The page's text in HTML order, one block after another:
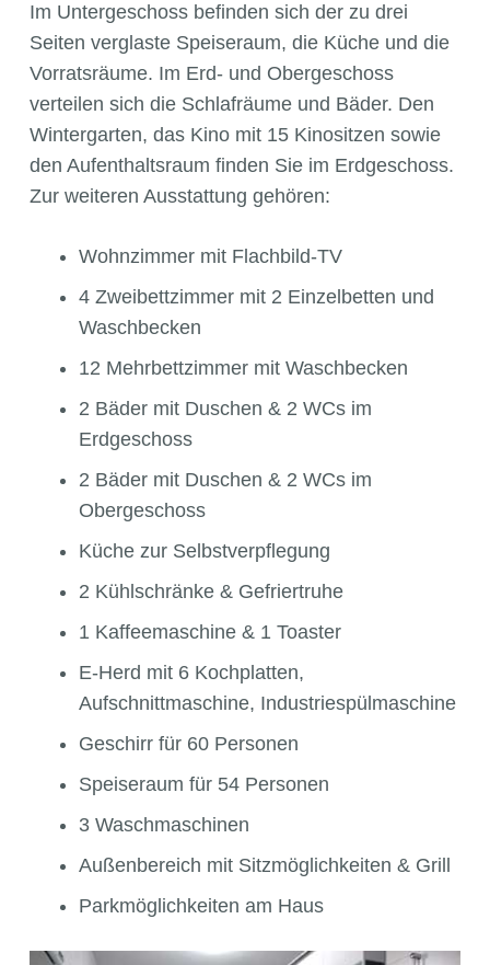
Im Untergeschoss befinden sich der zu drei
Seiten verglaste Speiseraum, die Küche und die
Vorratsräume. Im Erd- und Obergeschoss
verteilen sich die Schlafräume und Bäder. Den
Wintergarten, das Kino mit 15 Kinositzen sowie
den Aufenthaltsraum finden Sie im Erdgeschoss.
Zur weiteren Ausstattung gehören:
Wohnzimmer mit Flachbild-TV
4 Zweibettzimmer mit 2 Einzelbetten und
Waschbecken
12 Mehrbettzimmer mit Waschbecken
2 Bäder mit Duschen & 2 WCs im
Erdgeschoss
2 Bäder mit Duschen & 2 WCs im
Obergeschoss
Küche zur Selbstverpflegung
2 Kühlschränke & Gefriertruhe
1 Kaffeemaschine & 1 Toaster
E-Herd mit 6 Kochplatten,
Aufschnittmaschine, Industriespülmaschine
Geschirr für 60 Personen
Speiseraum für 54 Personen
3 Waschmaschinen
Außenbereich mit Sitzmöglichkeiten & Grill
Parkmöglichkeiten am Haus